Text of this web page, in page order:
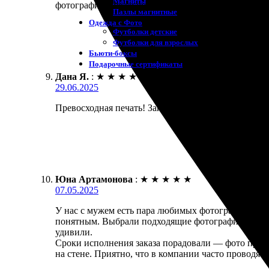
Пазлы магнитные
Одежда с Фото
Футболки детские
Футболки для взрослых
Бьюти-боксы
Подарочные сертификаты
фотографии. Легко оплатил, и через несколько
Дана Я. : ★ ★ ★ ★
29.06.2025
Превосходная печать! Заказала квадратное фото,
Юна Артамонова : ★ ★ ★ ★ ★
07.05.2025
У нас с мужем есть пара любимых фотографий,
понятным. Выбрали подходящие фотографии,
удивили.
Сроки исполнения заказа порадовали — фото
на стене. Приятно, что в компании часто